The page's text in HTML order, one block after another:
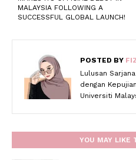
MALAYSIA FOLLOWING A
SUCCESSFUL GLOBAL LAUNCH!
POSTED BY
Lulusan
dengan
Universiti
YOU MAY LIKE